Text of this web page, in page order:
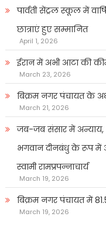
पार्वती सेंट्रल स्कूल में
छात्राएं हुए सम्मानित
April 1, 2026
ईरान में अभी आटा की
March 23, 2026
बिक्रम नगर पंचायत के
March 21, 2026
जब-जब संसार में अन्याय,
भगवान दीनबंधु के रूप में
स्वामी रामप्रपन्नाचार्य
March 19, 2026
बिक्रम नगर पंचायत में
March 19, 2026